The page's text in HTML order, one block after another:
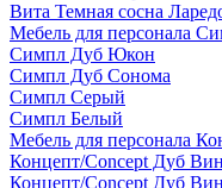
Вита Темная сосна
Мебель для персонала
Симпл Дуб Юкон
Симпл Дуб Сонома
Симпл Серый
Симпл Белый
Мебель для персонала
Концепт/Concept Дуб
Концепт/Concept Дуб